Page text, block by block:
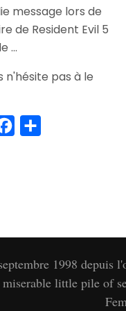
message lors de
de Resident Evil 5
…
n'hésite pas à le
Facebook
1998 depuis
miserable little pile of